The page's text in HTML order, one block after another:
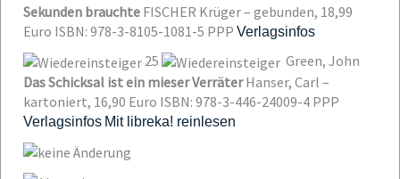
Sekunden brauchte FISCHER Krüger – gebunden, 18,99
Euro ISBN: 978-3-8105-1081-5 PPP Verlagsinfos
25
Green, John
Das Schicksal ist ein mieser VerräterHanser, Carl –
kartoniert, 16,90 Euro ISBN: 978-3-446-24009-4 PPP
Verlagsinfos Mit libreka! reinlesen